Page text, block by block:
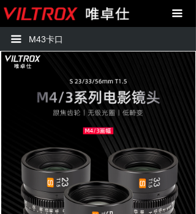
끀
首页
产品中心
技术支持
关于我们
联系我们
APP下载
M43卡口
끀
M43卡口23mm
M43卡口33mm
M43卡口56mm